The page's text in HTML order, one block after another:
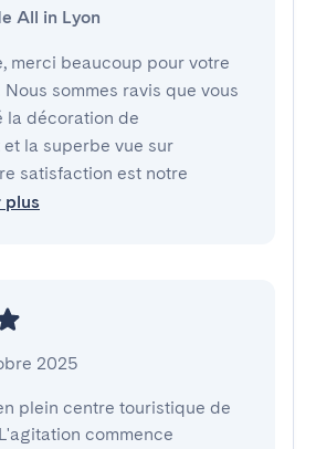
All in Lyon
merci beaucoup pour votre
sommes ravis que vous
la décoration de
la superbe vue sur
satisfaction est notre
plus
2025
plein centre touristique de
commence